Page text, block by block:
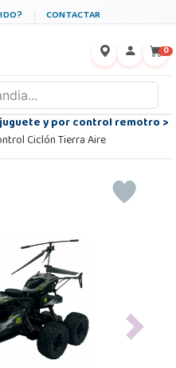
CONTACTAR
0
y por control remotro>
Ciclón Tierra Aire
Next